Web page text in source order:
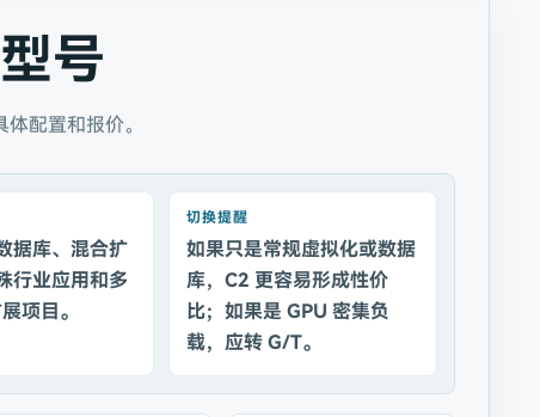
号
配置和报价。
据库、混合扩
行业应用和多
项目。
切换提醒
如果只是常规虚拟化或数据
库，C2 更容易形成性价
比；如果是 GPU 密集负
载，应转 G/T。